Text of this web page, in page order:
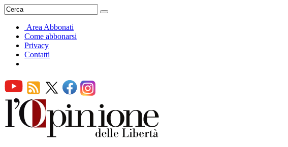
Area Abbonati
Come abbonarsi
Privacy
Contatti